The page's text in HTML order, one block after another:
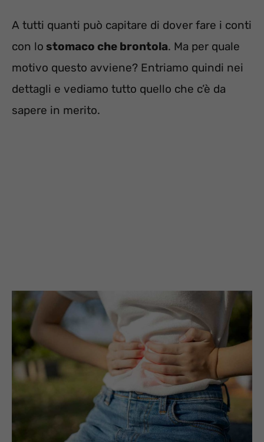
A tutti quanti può capitare di dover fare i conti
con lo stomaco che brontola. Ma per quale
motivo questo avviene? Entriamo quindi nei
dettagli e vediamo tutto quello che c’è da
sapere in merito.